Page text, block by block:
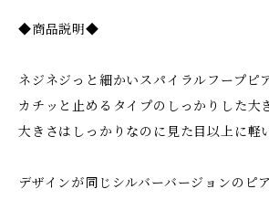
◆商品説明◆
ネジネジっと細かいスパイラルフープピ
カチッと止めるタイプのしっかりした大
大きさはしっかりなのに見た目以上に軽
デザインが同じシルバーバージョンのピ